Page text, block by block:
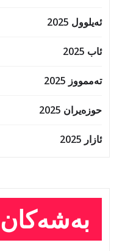
ئەیلوول 2025
ئاب 2025
تەممووز 2025
حوزه‌یران 2025
ئازار 2025
بەشەکان